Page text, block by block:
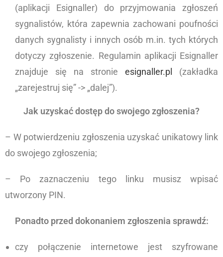
(aplikacji Esignaller) do przyjmowania zgłoszeń
sygnalistów, która zapewnia zachowani poufności
danych sygnalisty i innych osób m.in. tych których
dotyczy zgłoszenie. Regulamin aplikacji Esignaller
znajduje się na stronie esignaller.pl
(zakładka
„zarejestruj się” -> „dalej”).
Jak uzyskać dostęp do swojego zgłoszenia?
– W potwierdzeniu zgłoszenia uzyskać unikatowy link
do swojego zgłoszenia;
– Po zaznaczeniu tego linku musisz wpisać
utworzony PIN.
Ponadto przed dokonaniem zgłoszenia sprawdź:
czy połączenie internetowe jest szyfrowane